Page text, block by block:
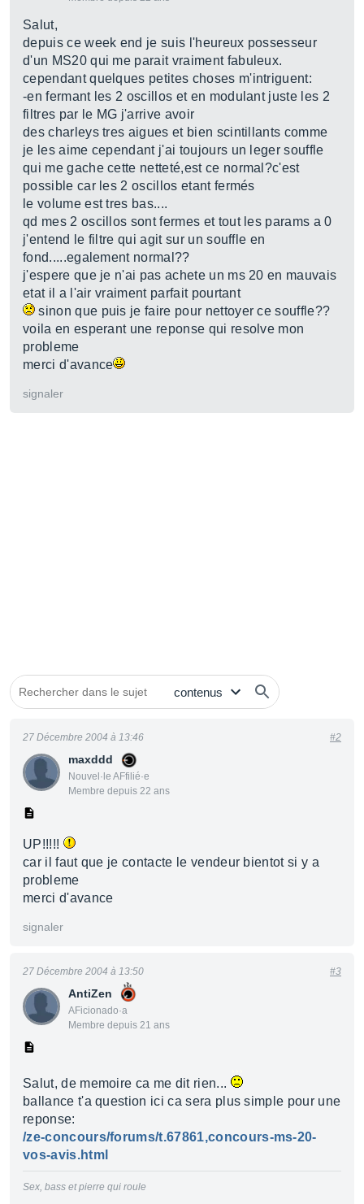
Salut,
depuis ce week end je suis l'heureux possesseur
d'un MS20 qui me parait vraiment fabuleux.
cependant quelques petites choses m'intriguent:
-en fermant les 2 oscillos et en modulant juste les 2
filtres par le MG j'arrive avoir
des charleys tres aigues et bien scintillants comme
je les aime cependant j'ai toujours un leger souffle
qui me gache cette netteté,est ce normal?c'est
possible car les 2 oscillos etant fermés
le volume est tres bas....
qd mes 2 oscillos sont fermes et tout les params a 0
j'entend le filtre qui agit sur un souffle en
fond.....egalement normal??
j'espere que je n'ai pas achete un ms 20 en mauvais
etat il a l'air vraiment parfait pourtant
sinon que puis je faire pour nettoyer ce souffle??
voila en esperant une reponse qui resolve mon
probleme
merci d'avance
signaler
maxddd
Nouvel·le AFfilié·e
Membre depuis 22 ans
27 Décembre 2004 à 13:46 #2
UP!!!!!
car il faut que je contacte le vendeur bientot si y a
probleme
merci d'avance
signaler
AntiZen
AFicionado·a
Membre depuis 21 ans
27 Décembre 2004 à 13:50 #3
Salut, de memoire ca me dit rien...
ballance t'a question ici ca sera plus simple pour une
reponse:
/ze-concours/forums/t.67861,concours-ms-20-
vos-avis.html
Sex, bass et pierre qui roule